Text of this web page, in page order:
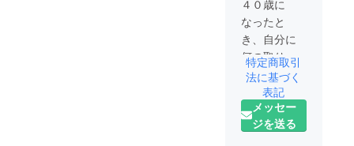
４０歳に
なったと
き、自分に
何の取り柄
もないこと
に悩みんで
いました。
好きな美容
特定商取引
法に基づく
表記
メッセー
ジを送る